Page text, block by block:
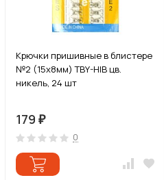
Крючки пришивные в блистере
№2 (15х8мм) TBY-HIB цв.
никель, 24 шт
179 ₽
0